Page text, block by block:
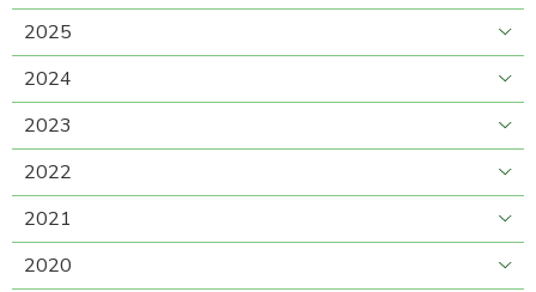
2025
2024
2023
2022
2021
2020